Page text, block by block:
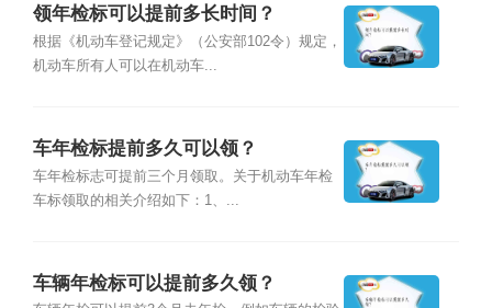
领年检标可以提前多长时间？
根据《机动车登记规定》（公安部102令）规定，
机动车所有人可以在机动车...
车年检标提前多久可以领？
车年检标志可提前三个月领取。关于机动车年检
车标领取的相关介绍如下：1、...
车辆年检标可以提前多久领？